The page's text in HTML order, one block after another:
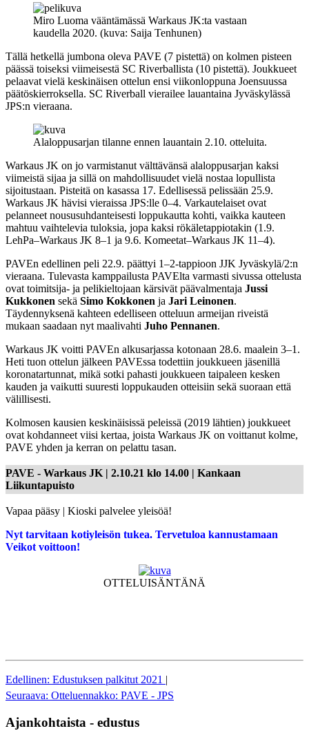
Miro Luoma vääntämässä Warkaus JK:ta vastaan
kaudella 2020. (kuva: Saija Tenhunen)
Tällä hetkellä jumbona oleva PAVE (7 pistettä) on kolmen pisteen
päässä toiseksi viimeisestä SC Riverballista (10 pistettä). Joukkueet
pelaavat vielä keskinäisen ottelun ensi viikonloppuna Joensuussa
päätöskierroksella. SC Riverball vierailee lauantaina Jyväskylässä
JPS:n vieraana.
Alaloppusarjan tilanne ennen lauantain 2.10. otteluita.
Warkaus JK on jo varmistanut välttävänsä alaloppusarjan kaksi
viimeistä sijaa ja sillä on mahdollisuudet vielä nostaa lopullista
sijoitustaan. Pisteitä on kasassa 17. Edellisessä pelissään 25.9.
Warkaus JK hävisi vieraissa JPS:lle 0–4. Varkautelaiset ovat
pelanneet noususuhdanteisesti loppukautta kohti, vaikka kauteen
mahtuu vaihtelevia tuloksia, jopa kaksi rökäletappiotakin (1.9.
LehPa–Warkaus JK 8–1 ja 9.6. Komeetat–Warkaus JK 11–4).
PAVEn edellinen peli 22.9. päättyi 1–2-tappioon JJK Jyväskylä/2:n
vieraana. Tulevasta kamppailusta PAVElta varmasti sivussa ottelusta
ovat toimitsija- ja pelikieltojaan kärsivät päävalmentaja Jussi
Kukkonen sekä Simo Kokkonen ja Jari Leinonen.
Täydennyksenä kahteen edelliseen otteluun armeijan riveistä
mukaan saadaan nyt maalivahti Juho Pennanen.
Warkaus JK voitti PAVEn alkusarjassa kotonaan 28.6. maalein 3–1.
Heti tuon ottelun jälkeen PAVEssa todettiin joukkueen jäsenillä
koronatartunnat, mikä sotki pahasti joukkueen taipaleen kesken
kauden ja vaikutti suuresti loppukauden otteisiin sekä suoraan että
välillisesti.
Kolmosen kausien keskinäisissä peleissä (2019 lähtien) joukkueet
ovat kohdanneet viisi kertaa, joista Warkaus JK on voittanut kolme,
PAVE yhden ja kerran on pelattu tasan.
PAVE - Warkaus JK | 2.10.21 klo 14.00 | Kankaan
Liikuntapuisto
Vapaa pääsy | Kioski palvelee yleisöä!
Nyt tarvitaan kotiyleisön tukea. Tervetuloa kannustamaan
Veikot voittoon!
OTTELUISÄNTÄNÄ
Edellinen: Edustuksen palkitut 2021 |
Seuraava: Otteluennakko: PAVE - JPS
Ajankohtaista - edustus